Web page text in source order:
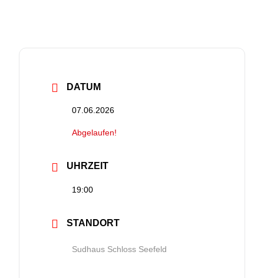
DATUM
07.06.2026
Abgelaufen!
UHRZEIT
19:00
STANDORT
Sudhaus Schloss Seefeld